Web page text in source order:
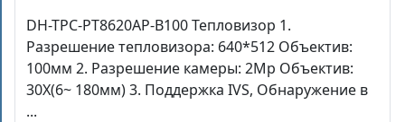
DH-TPC-PT8620AP-B100 Тепловизор 1.
Разрешение тепловизора: 640*512 Объектив:
100мм 2. Разрешение камеры: 2Mp Объектив:
30X(6~ 180мм) 3. Поддержка IVS, Обнаружение в
...